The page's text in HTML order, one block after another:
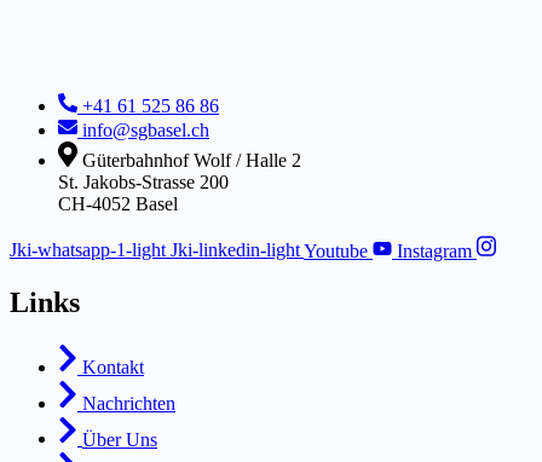
+41 61 525 86 86
info@sgbasel.ch
Güterbahnhof Wolf / Halle 2
St. Jakobs-Strasse 200
CH-4052 Basel
Jki-whatsapp-1-light Jki-linkedin-lightYoutube Instagram
Links
Kontakt
Nachrichten
Über Uns